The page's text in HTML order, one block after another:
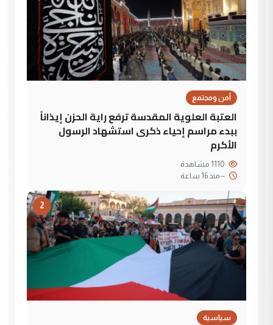
أمن ومجتمع
العتبة العلوية المقدسة ترفع راية الحزن إيذاناً
ببدء مراسم إحياء ذكرى استشهاد الرسول
الأكرم
--منذ 16 ساعة
2
سياسية